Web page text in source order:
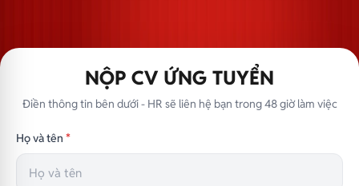
NỘP CV ỨNG TUYỂN
Điền thông tin bên dưới - HR sẽ liên hệ bạn trong 48 giờ làm việc
Họ và tên *